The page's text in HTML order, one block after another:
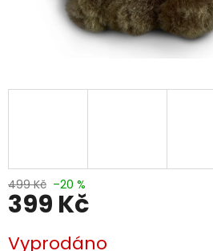
499 Kč –20 %
399 Kč
cena:
Vyprodáno